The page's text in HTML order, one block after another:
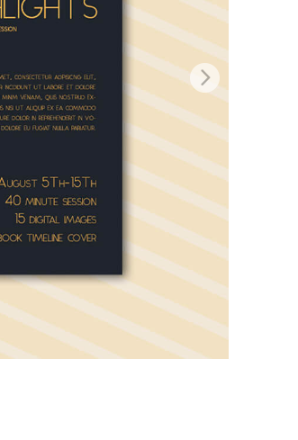
AI koolitusandmed Video Editing Services